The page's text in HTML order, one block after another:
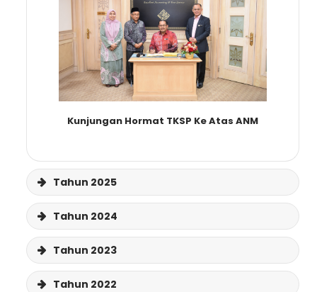
Kunjungan Hormat TKSP Ke Atas ANM
Tahun 2025
Tahun 2024
Tahun 2023
Tahun 2022